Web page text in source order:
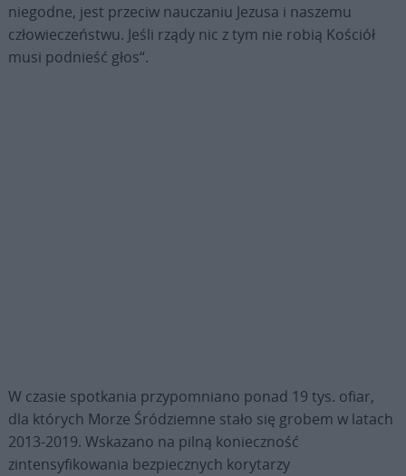
niegodne, jest przeciw nauczaniu Jezusa i naszemu
człowieczeństwu. Jeśli rządy nic z tym nie robią Kościół
musi podnieść głos“.
W czasie spotkania przypomniano ponad 19 tys. ofiar,
dla których Morze Śródziemne stało się grobem w latach
2013-2019. Wskazano na pilną konieczność
zintensyfikowania bezpiecznych korytarzy